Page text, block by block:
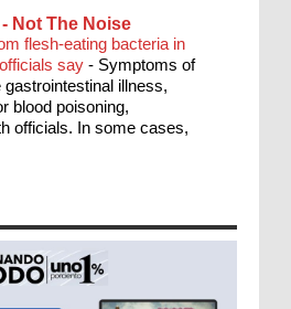
Not The Noise
flesh-eating bacteria in
say - Symptoms of
illness,
blood poisoning,
officials. In some cases,